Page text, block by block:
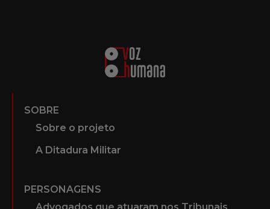
SOBRE
Sobre o projeto
A Ditadura Militar
PERSONAGENS